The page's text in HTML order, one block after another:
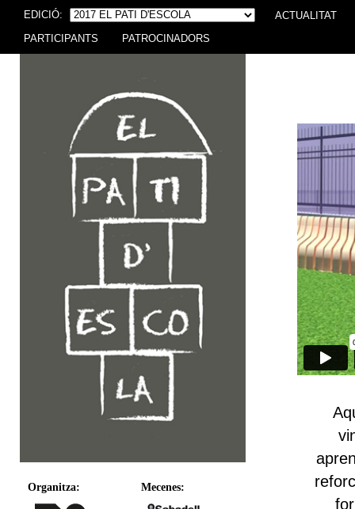
EDICIÓ: ACTUALITAT
PARTICIPANTS PATROCINADORS
Organitza: Mecenes: